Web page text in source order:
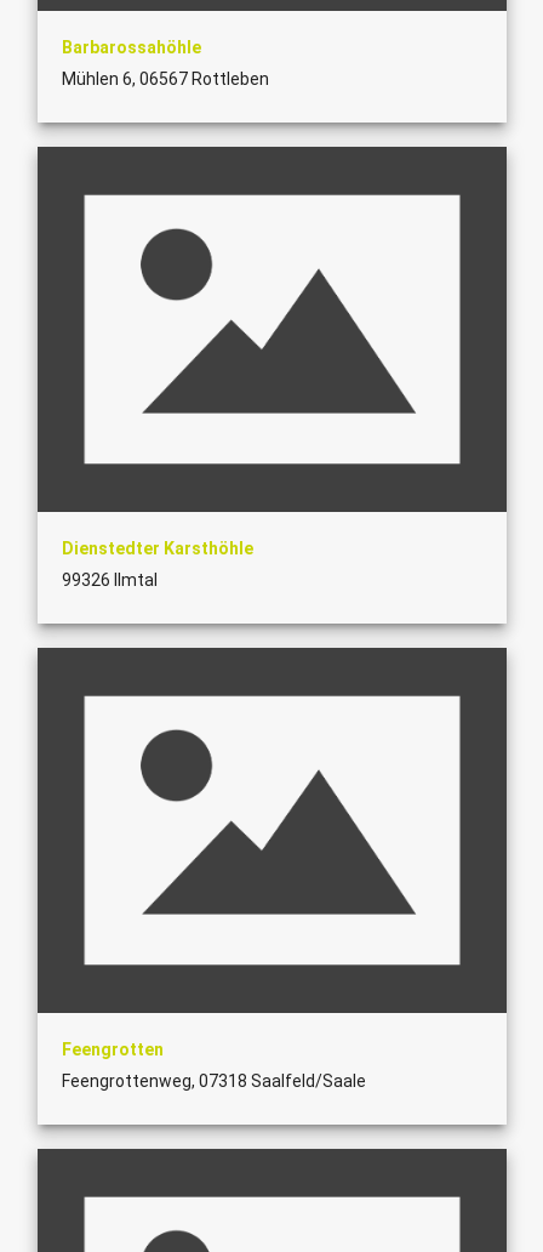
Barbarossahöhle
Mühlen 6, 06567 Rottleben
Dienstedter Karsthöhle
99326 Ilmtal
Feengrotten
Feengrottenweg, 07318 Saalfeld/Saale